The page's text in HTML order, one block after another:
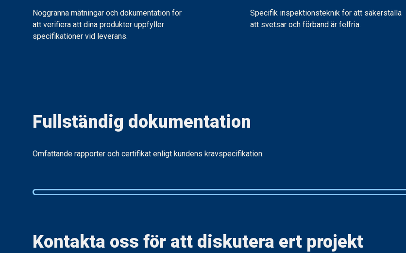
Noggranna mätningar och dokumentation för
att verifiera att dina produkter uppfyller
specifikationer vid leverans.
Specifik inspektionsteknik för att säkerställa
att svetsar och förband är felfria.
Fullständig dokumentation
Omfattande rapporter och certifikat enligt kundens kravspecifikation.
Kontakta oss för att diskutera ert projekt